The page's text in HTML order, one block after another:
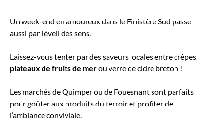
Un week-end en amoureux dans le Finistère Sud passe
aussi par l’éveil des sens.
Laissez-vous tenter par des saveurs locales entre crêpes,
plateaux de fruits de merou verre de cidre breton !
Les marchés de Quimper ou de Fouesnant sont parfaits
pour goûter aux produits du terroir et profiter de
l’ambiance conviviale.